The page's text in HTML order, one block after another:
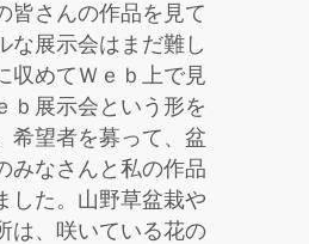
皆さんの作品を見て
な展示会はまだ難し
収めてＷｅｂ上で見
ｂ展示会という形を
希望者を募って、盆
みなさんと私の作品
した。山野草盆栽や
は、咲いている花の